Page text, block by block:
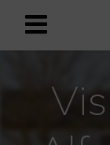
Español